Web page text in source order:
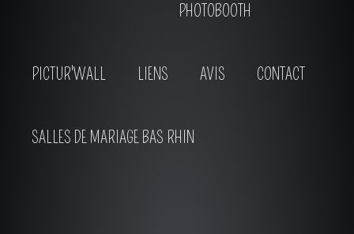
PHOTOBOOTH
PICTUR'WALL LIENS AVIS CONTACT
SALLES DE MARIAGE BAS RHIN